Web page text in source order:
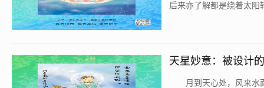
后来亦了解都是绕着太阳
天星妙意：被设计
月到天心处，风来水